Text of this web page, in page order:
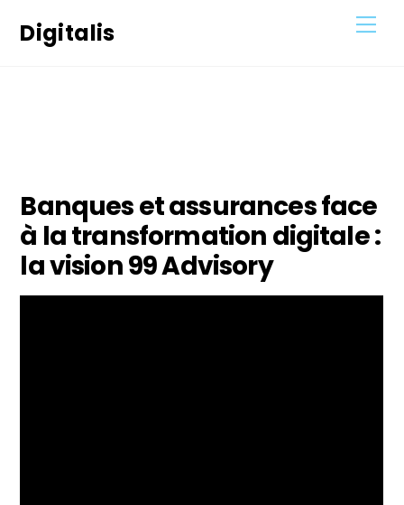
Digitalis
Banques et assurances face
à la transformation digitale :
la vision 99 Advisory